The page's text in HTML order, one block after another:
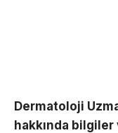
Dermatoloji
hakkında bilgiler